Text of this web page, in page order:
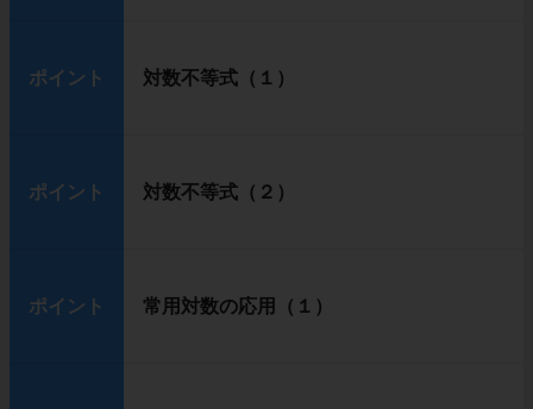
ポイント 対数不等式（１）
ポイント 対数不等式（２）
ポイント 常用対数の応用（１）